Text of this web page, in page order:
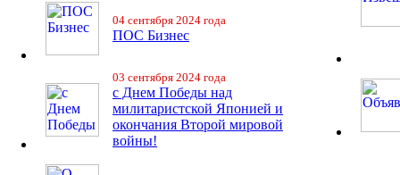
04 сентября 2024 года
ПОС Бизнес
03 сентября 2024 года
с Днем Победы над
милитаристской Японией и
окончания Второй мировой
войны!